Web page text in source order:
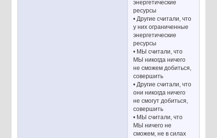
энергетические
ресурсы
• Другие считали, что
у них ограниченные
энергетические
ресурсы
• МЫ считали, что
МЫ никогда ничего
не сможем добиться,
совершить
• Другие считали, что
они никогда ничего
не смогут добиться,
совершить
• МЫ считали, что
МЫ ничего не
сможем, не в силах